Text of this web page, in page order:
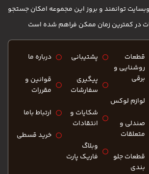
توانمند و بروز این مجموعه امکان جستجو
در کمترین زمان ممکن فراهم شده است
قطعات
روشنایی و
برقی
لوازم لوکس
صندلی و
متعلقات
قطعات جلو
بندی
پشتیبانی
پیگیری
سفارشات
شکایات و
انتقادات
وبلاگ
فاریک پارت
درباره ما
قوانین و
مقررات
ارتباط باما
خرید قسطی